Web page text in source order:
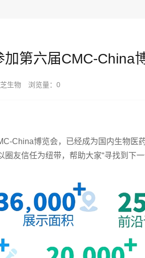
第六届CMC-China
生物 浏览量： 0
博览会，已经成为国内生物医
友信任为纽带，帮助大家“寻找到下一